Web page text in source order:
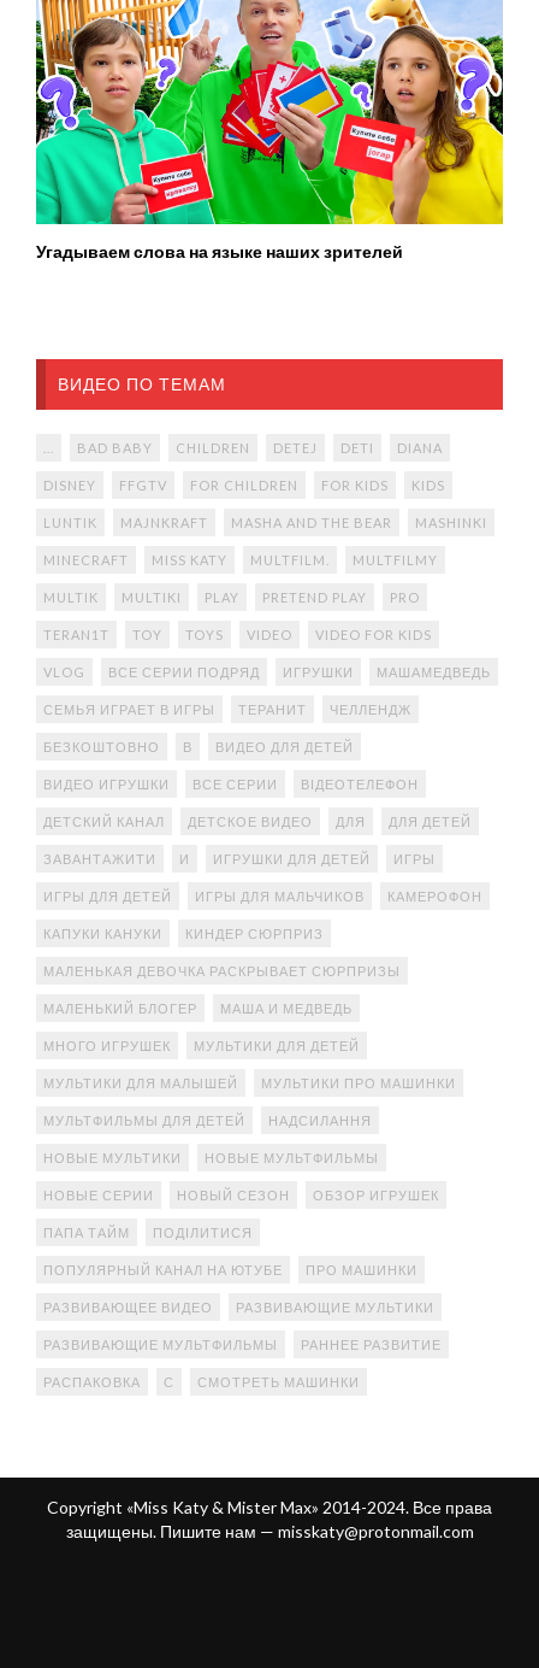
Угадываем слова на языке наших зрителей
ВИДЕО ПО ТЕМАМ
BAD BABY CHILDREN DETEJ DETI DIANA
DISNEY FFGTV FOR CHILDREN FOR KIDS KIDS
LUNTIK MAJNKRAFT MASHA AND THE BEAR MASHINKI
MINECRAFT MISS KATY MULTFILM. MULTFILMY
MULTIK MULTIKI PLAY PRETEND PLAY PRO
TERAN1T TOY TOYS VIDEO VIDEO FOR KIDS
VLOG ВСЕ СЕРИИ ПОДРЯД ИГРУШКИ МАШАМЕДВЕДЬ
СЕМЬЯ ИГРАЕТ В ИГРЫ ТЕРАНИТ ЧЕЛЛЕНДЖ
БЕЗКОШТОВНО В ВИДЕО ДЛЯ ДЕТЕЙ
ВИДЕО ИГРУШКИ ВСЕ СЕРИИ ВІДЕОТЕЛЕФОН
ДЕТСКИЙ КАНАЛ ДЕТСКОЕ ВИДЕО ДЛЯ ДЛЯ ДЕТЕЙ
ЗАВАНТАЖИТИ И ИГРУШКИ ДЛЯ ДЕТЕЙ ИГРЫ
ИГРЫ ДЛЯ ДЕТЕЙ ИГРЫ ДЛЯ МАЛЬЧИКОВ КАМЕРОФОН
КАПУКИ КАНУКИ КИНДЕР СЮРПРИЗ
МАЛЕНЬКАЯ ДЕВОЧКА РАСКРЫВАЕТ СЮРПРИЗЫ
МАЛЕНЬКИЙ БЛОГЕР МАША И МЕДВЕДЬ
МНОГО ИГРУШЕК МУЛЬТИКИ ДЛЯ ДЕТЕЙ
МУЛЬТИКИ ДЛЯ МАЛЫШЕЙ МУЛЬТИКИ ПРО МАШИНКИ
МУЛЬТФИЛЬМЫ ДЛЯ ДЕТЕЙ НАДСИЛАННЯ
НОВЫЕ МУЛЬТИКИ НОВЫЕ МУЛЬТФИЛЬМЫ
НОВЫЕ СЕРИИ НОВЫЙ СЕЗОН ОБЗОР ИГРУШЕК
ПАПА ТАЙМ ПОДІЛИТИСЯ
ПОПУЛЯРНЫЙ КАНАЛ НА ЮТУБЕ ПРО МАШИНКИ
РАЗВИВАЮЩЕЕ ВИДЕО РАЗВИВАЮЩИЕ МУЛЬТИКИ
РАЗВИВАЮЩИЕ МУЛЬТФИЛЬМЫ РАННЕЕ РАЗВИТИЕ
РАСПАКОВКА С СМОТРЕТЬ МАШИНКИ
Copyright «Miss Katy & Mister Max» 2014-2024. Все права
защищены. Пишите нам — misskaty@protonmail.com